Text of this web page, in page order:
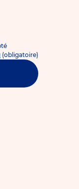
(obligatoire)